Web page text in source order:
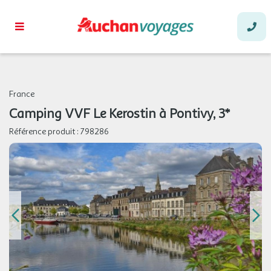
France
Camping VVF Le Kerostin à Pontivy, 3*
Référence produit : 798286
AOÛT
VEN.
14
AOÛT
74 € /hébergement
SAM.
15
AOÛT
74 €/hébergement
Retour le
16/08/2026
DIM.
16
AOÛT
74 €/hébergement
Retour le
17/08/2026
17 74 € /hébergement
Retour le
18/08/2026